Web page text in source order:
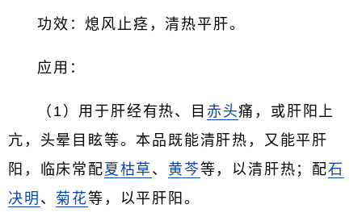
功效：熄风止痉，清热平肝。
应用：
（1）用于肝经有热、目 赤头痛，或肝阳上
亢，头晕目眩等。本品既能清肝热，又能平肝
阳，临床常配夏枯草 、 黄芩等，以清肝热；配石
决明 、 菊花等，以平肝阳。